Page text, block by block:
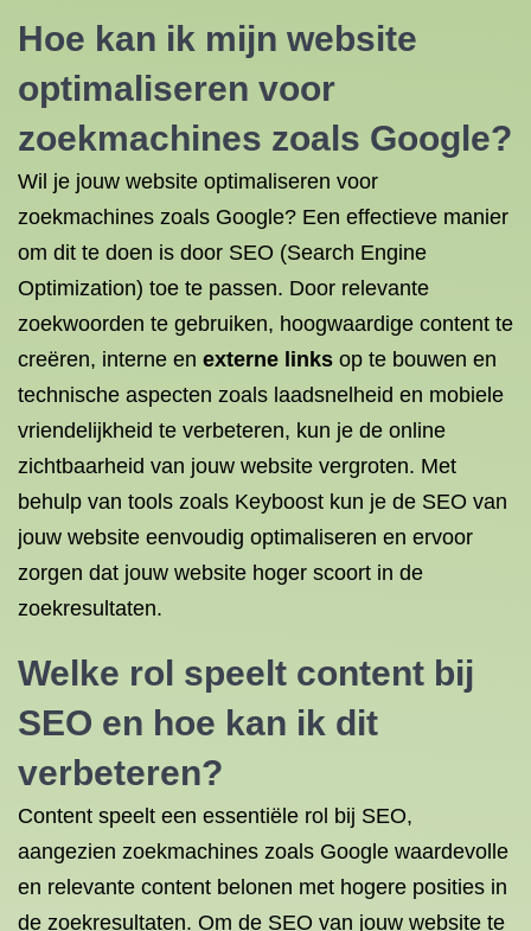
Hoe kan ik mijn website
optimaliseren voor
zoekmachines zoals Google?
Wil je jouw website optimaliseren voor
zoekmachines zoals Google? Een effectieve manier
om dit te doen is door SEO (Search Engine
Optimization) toe te passen. Door relevante
zoekwoorden te gebruiken, hoogwaardige content te
creëren, interne en externe links op te bouwen en
technische aspecten zoals laadsnelheid en mobiele
vriendelijkheid te verbeteren, kun je de online
zichtbaarheid van jouw website vergroten. Met
behulp van tools zoals Keyboost kun je de SEO van
jouw website eenvoudig optimaliseren en ervoor
zorgen dat jouw website hoger scoort in de
zoekresultaten.
Welke rol speelt content bij
SEO en hoe kan ik dit
verbeteren?
Content speelt een essentiële rol bij SEO,
aangezien zoekmachines zoals Google waardevolle
en relevante content belonen met hogere posities in
de zoekresultaten. Om de SEO van jouw website te